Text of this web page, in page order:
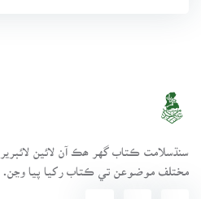
مختلف موضوعن تي ڪتاب رکيا پيا وڃن.